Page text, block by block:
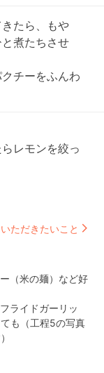
たら、もや
煮たちさせ
チーをふんわ
レモンを絞っ
ただきたいこと
（米の麺）など好
ライドガーリッ
も（工程5の写真